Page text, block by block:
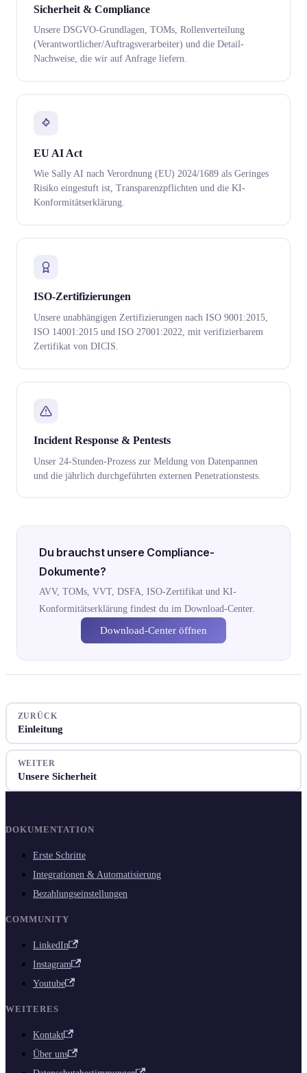
Sicherheit & Compliance
Unsere DSGVO-Grundlagen, TOMs, Rollenverteilung
(Verantwortlicher/Auftragsverarbeiter) und die Detail-
Nachweise, die wir auf Anfrage liefern.
EU AI Act
Wie Sally AI nach Verordnung (EU) 2024/1689 als Geringes
Risiko eingestuft ist, Transparenzpflichten und die KI-
Konformitätserklärung.
ISO-Zertifizierungen
Unsere unabhängigen Zertifizierungen nach ISO 9001:2015,
ISO 14001:2015 und ISO 27001:2022, mit verifizierbarem
Zertifikat von DICIS.
Incident Response & Pentests
Unser 24-Stunden-Prozess zur Meldung von Datenpannen
und die jährlich durchgeführten externen Penetrationstests.
Du brauchst unsere Compliance-
Dokumente?
AVV, TOMs, VVT, DSFA, ISO-Zertifikat und KI-
Konformitätserklärung findest du im Download-Center.
Download-Center öffnen
ZURÜCK
Einleitung
WEITER
Unsere Sicherheit
DOKUMENTATION
Erste Schritte
Integrationen & Automatisierung
Bezahlungseinstellungen
COMMUNITY
LinkedIn
Instagram
Youtube
WEITERES
Kontakt
Über uns